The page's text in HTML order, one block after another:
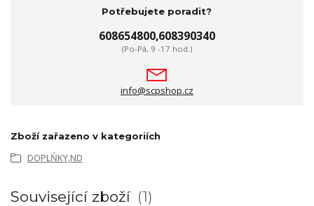
Potřebujete poradit?
608654800,608390340
(Po-Pá, 9 -17 hod.)
info@scpshop.cz
Zboží zařazeno v kategoriích
DOPLŇKY,ND
Související zboží 1